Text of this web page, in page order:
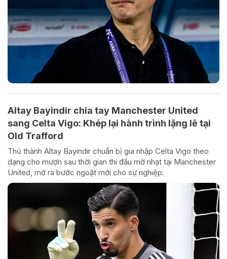
Altay Bayindir chia tay Manchester United
sang Celta Vigo: Khép lại hành trình lặng lẽ tại
Old Trafford
Thủ thành Altay Bayindir chuẩn bị gia nhập Celta Vigo theo
dạng cho mượn sau thời gian thi đấu mờ nhạt tại Manchester
United, mở ra bước ngoặt mới cho sự nghiệp.